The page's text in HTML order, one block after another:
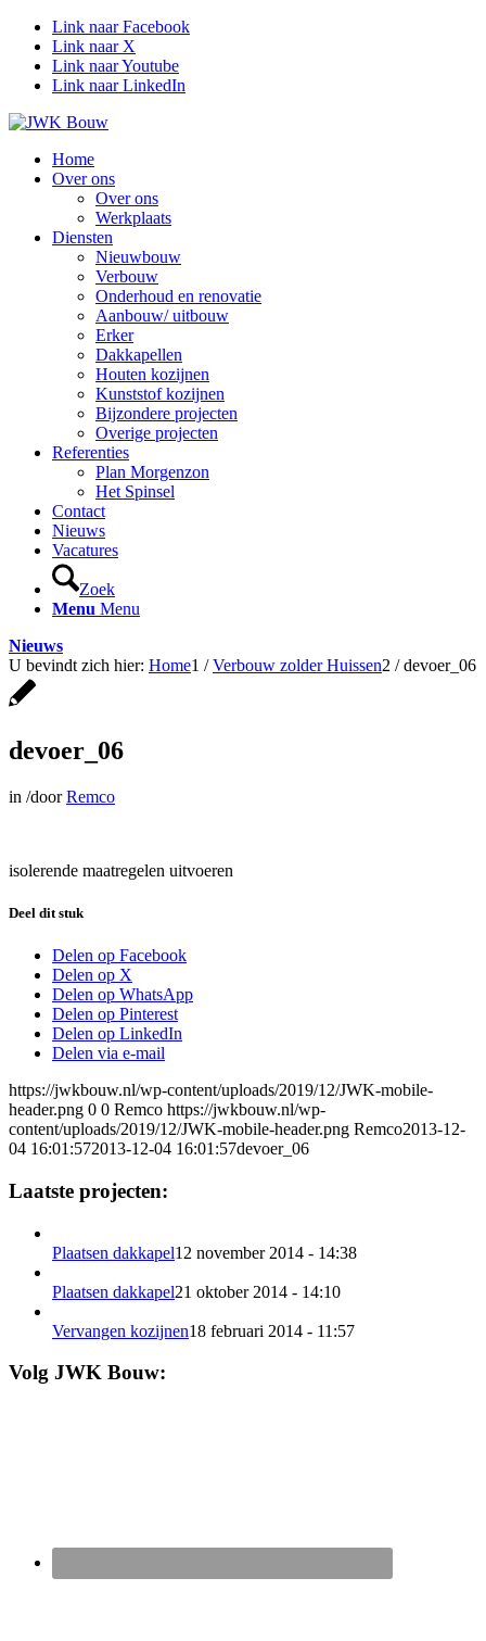
Link naar Facebook
Link naar X
Link naar Youtube
Link naar LinkedIn
Home
Over ons
Over ons
Werkplaats
Diensten
Nieuwbouw
Verbouw
Onderhoud en renovatie
Aanbouw/ uitbouw
Erker
Dakkapellen
Houten kozijnen
Kunststof kozijnen
Bijzondere projecten
Overige projecten
Referenties
Plan Morgenzon
Het Spinsel
Contact
Nieuws
Vacatures
Zoek
Menu Menu
Nieuws
U bevindt zich hier: Home1 / Verbouw zolder Huissen2 / devoer_06
devoer_06
in /doorRemco
isolerende maatregelen uitvoeren
Deel dit stuk
Delen op Facebook
Delen op X
Delen op WhatsApp
Delen op Pinterest
Delen op LinkedIn
Delen via e-mail
https://jwkbouw.nl/wp-content/uploads/2019/12/JWK-mobile-
header.png 0 0 Remco https://jwkbouw.nl/wp-
content/uploads/2019/12/JWK-mobile-header.png Remco2013-12-
04 16:01:572013-12-04 16:01:57devoer_06
Laatste projecten:
Plaatsen dakkapel12 november 2014 - 14:38
Plaatsen dakkapel21 oktober 2014 - 14:10
Vervangen kozijnen18 februari 2014 - 11:57
Volg JWK Bouw: